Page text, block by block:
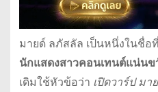
มายด์ ลภัสลัล เป็นหนึ่งในชื่อ
นักแสดงสาวคอนเทนต์แน่นข
เดิมใช้หัวข้อว่า เปิดวาร์ป ม